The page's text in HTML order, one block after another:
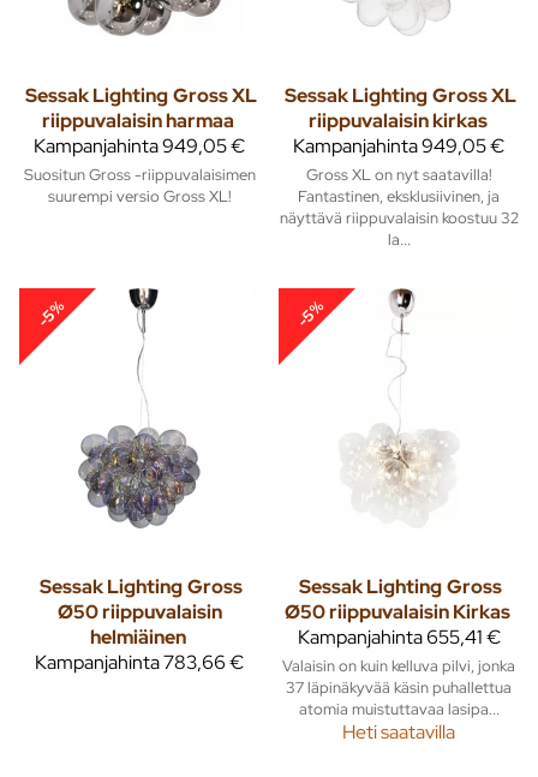
Sessak Lighting Gross XL
riippuvalaisin harmaa
Kampanjahinta949,05 €
Suositun Gross -riippuvalaisimen
suurempi versio Gross XL!
Sessak Lighting Gross XL
riippuvalaisin kirkas
Kampanjahinta949,05 €
Gross XL on nyt saatavilla!
Fantastinen, eksklusiivinen, ja
näyttävä riippuvalaisin koostuu 32
la...
-5%
Sessak Lighting Gross
Ø50 riippuvalaisin
helmiäinen
Kampanjahinta783,66 €
-5%
Sessak Lighting Gross
Ø50 riippuvalaisin Kirkas
Kampanjahinta655,41 €
Valaisin on kuin kelluva pilvi, jonka
37 läpinäkyvää käsin puhallettua
atomia muistuttavaa lasipa...
Heti saatavilla